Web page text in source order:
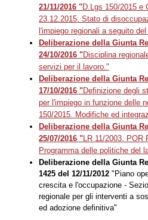
21/11/2016 "D.Lgs 150/2015 e
23.12.2015. Stato di
l'impiego regionali a seguito
Deliberazione della Giunta
24/10/2016 "Disciplina
servizi per il lavoro."
Deliberazione della Giunta
17/10/2016 "Definizione degli
per l'impiego in funzione delle
150/2015. Modifiche ed
Deliberazione della Giunta
25/07/2016 "LR 11/2003. POR
Programma delle politiche del
Deliberazione della Giunta
1425 del 12/11/2012 "Piano
crescita e l'occupazione -
regionale per gli interventi a
ed adozione definitiva"